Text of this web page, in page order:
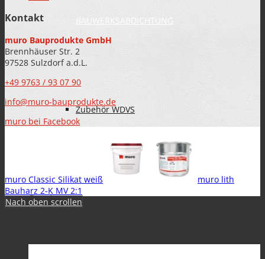
BAUWERKSABDICHTUNG
Zubehör WDVS
Service
Kontakt
muro Bauprodukte GmbH
Brennhäuser Str. 2
97528 Sulzdorf a.d.L.
+49 9763 / 93 07 90
info@muro-bauprodukte.de
muro bei Facebook
muro Classic Silikat weiß
muro lith
Bauharz 2-K MV 2:1
Nach oben scrollen